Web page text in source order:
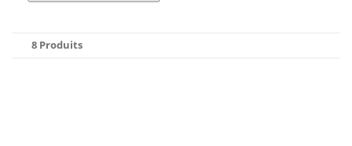
8 Produits